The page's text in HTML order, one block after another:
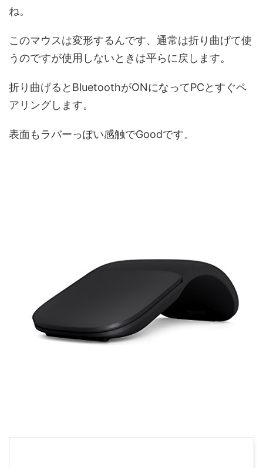
ね。
このマウスは変形するんです、通常は折り曲げて使
うのですが使用しないときは平らに戻します。
折り曲げるとBluetoothがONになってPCとすぐペ
アリングします。
表面もラバーっぽい感触でGoodです。